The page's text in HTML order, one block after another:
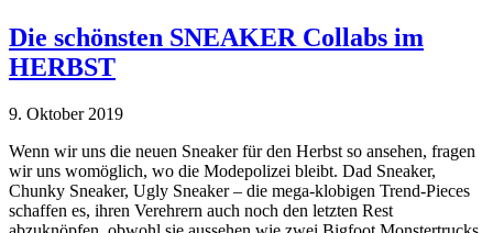
Die schönsten SNEAKER Collabs im
HERBST
9. Oktober 2019
Wenn wir uns die neuen Sneaker für den Herbst so ansehen, fragen
wir uns womöglich, wo die Modepolizei bleibt. Dad Sneaker,
Chunky Sneaker, Ugly Sneaker – die mega-klobigen Trend-Pieces
schaffen es, ihren Verehrern auch noch den letzten Rest